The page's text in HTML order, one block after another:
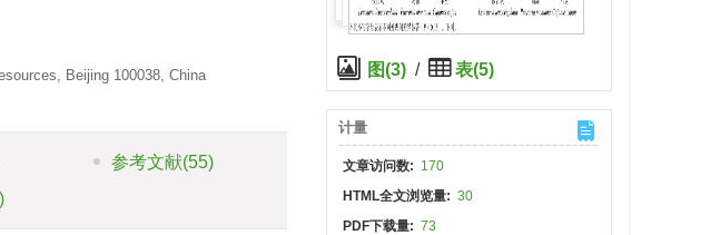
Beijing 100038, China
参考文献(55)
图(3) / 表(5)
计量
文章访问数: 170
HTML全文浏览量: 30
PDF下载量: 73